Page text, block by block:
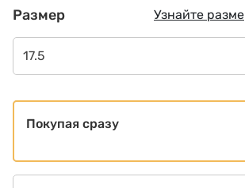
Размер Узнайте
17.5
Покупая сразу